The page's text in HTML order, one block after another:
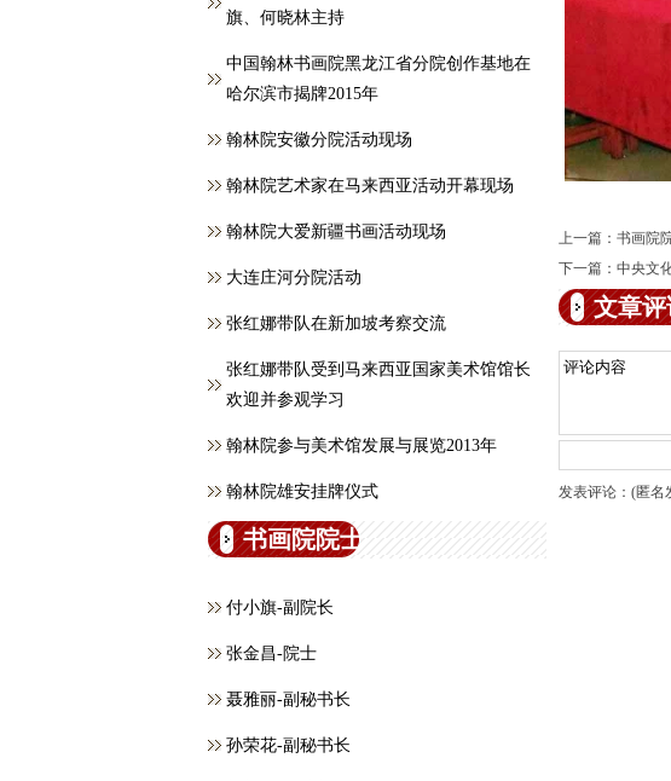
旗、何晓林主持
中国翰林书画院黑龙江省分院创作基地在
哈尔滨市揭牌2015年
翰林院安徽分院活动现场
翰林院艺术家在马来西亚活动开幕现场
翰林院大爱新疆书画活动现场
大连庄河分院活动
张红娜带队在新加坡考察交流
张红娜带队受到马来西亚国家美术馆馆长
欢迎并参观学习
翰林院参与美术馆发展与展览2013年
翰林院雄安挂牌仪式
书画院院士
付小旗-副院长
张金昌-院士
聂雅丽-副秘书长
孙荣花-副秘书长
上一篇： 书画院
下一篇： 中央文
文章评
发表评论：(匿名